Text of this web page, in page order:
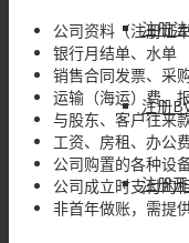
注册
注册
注册
公司资料（注册证
银行月结单、水单
销售合同发票、采
运输（海运）费、
与股东、客户往来
工资、房租、办公
公司购置的各种设
公司成立时支付的
非首年做账，需提